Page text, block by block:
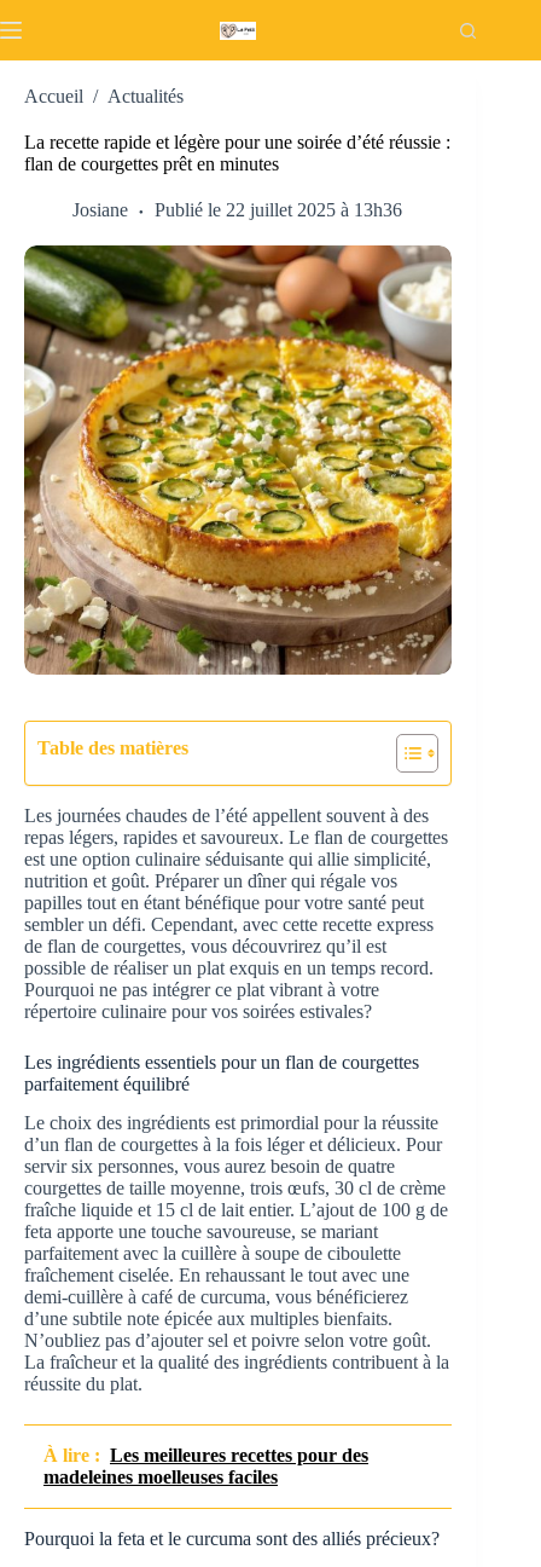
au
Accueil / Actualités
La recette rapide et légère pour une soirée d’été réussie :
flan de courgettes prêt en minutes
Josiane Publié le 22 juillet 2025 à 13h36
Table des matières
Les journées chaudes de l’été appellent souvent à des
repas légers, rapides et savoureux. Le flan de courgettes
est une option culinaire séduisante qui allie simplicité,
nutrition et goût. Préparer un dîner qui régale vos
papilles tout en étant bénéfique pour votre santé peut
sembler un défi. Cependant, avec cette recette express
de flan de courgettes, vous découvrirez qu’il est
possible de réaliser un plat exquis en un temps record.
Pourquoi ne pas intégrer ce plat vibrant à votre
répertoire culinaire pour vos soirées estivales?
Les ingrédients essentiels pour un flan de courgettes
parfaitement équilibré
Le choix des ingrédients est primordial pour la réussite
d’un flan de courgettes à la fois léger et délicieux. Pour
servir six personnes, vous aurez besoin de quatre
courgettes de taille moyenne, trois œufs, 30 cl de crème
fraîche liquide et 15 cl de lait entier. L’ajout de 100 g de
feta apporte une touche savoureuse, se mariant
parfaitement avec la cuillère à soupe de ciboulette
fraîchement ciselée. En rehaussant le tout avec une
demi-cuillère à café de curcuma, vous bénéficierez
d’une subtile note épicée aux multiples bienfaits.
N’oubliez pas d’ajouter sel et poivre selon votre goût.
La fraîcheur et la qualité des ingrédients contribuent à la
réussite du plat.
À lire : Les meilleures recettes pour des
madeleines moelleuses faciles
Pourquoi la feta et le curcuma sont des alliés précieux?